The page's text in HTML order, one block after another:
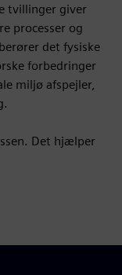
tvillinger giver
processer og
det fysiske
forbedringer
miljø afspejler,
Det hjælper